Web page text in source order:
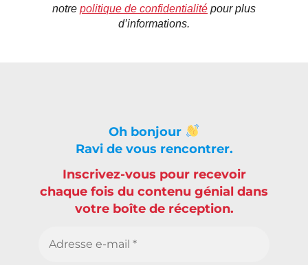
notre politique de confidentialité pour plus
d’informations.
Oh bonjour
Ravi de vous rencontrer.
Inscrivez-vous pour recevoir
chaque fois du contenu génial dans
votre boîte de réception.